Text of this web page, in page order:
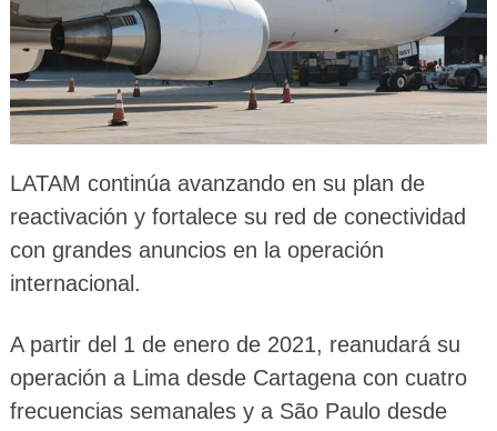
LATAM continúa avanzando en su plan de
reactivación y fortalece su red de conectividad
con grandes anuncios en la operación
internacional.
A partir del 1 de enero de 2021, reanudará su
operación a Lima desde Cartagena con cuatro
frecuencias semanales y a São Paulo desde